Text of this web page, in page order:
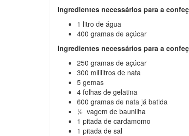
Ingredientes necessários para a
1 litro de água
400 gramas de açúcar
Ingredientes necessários para a
250 gramas de açúcar
300 mililitros de nata
5 gemas
4 folhas de gelatina
600 gramas de nata já batida
½ vagem de baunilha
1 pitada de cardamomo
1 pitada de sal